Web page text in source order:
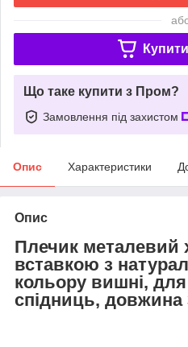
Що таке купити з Пром?
Замовлення під захистом
Опис Характеристики
Опис
Плечик металевий
вставкою з
кольору вишні, для
спідниць, довжина